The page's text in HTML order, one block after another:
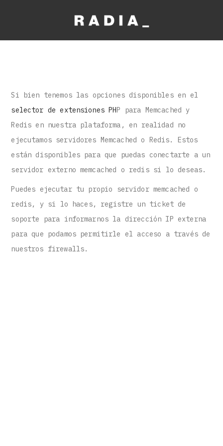
Si bien tenemos las opciones disponibles en el
selector de extensiones PHP para Memcached y
Redis en nuestra plataforma, en realidad no
ejecutamos servidores Memcached o Redis. Estos
están disponibles para que puedas conectarte a un
servidor externo memcached o redis si lo deseas.
Puedes ejecutar tu propio servidor memcached o
redis, y si lo haces, registre un ticket de
soporte para informarnos la dirección IP externa
para que podamos permitirle el acceso a través de
nuestros firewalls.